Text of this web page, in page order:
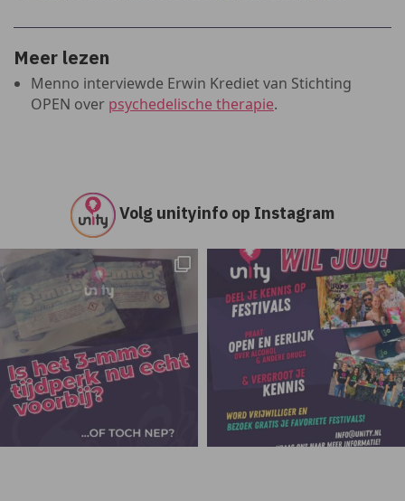
Meer lezen
Menno interviewde Erwin Krediet van Stichting
OPEN over psychedelische therapie.
Volg unityinfo op Instagram